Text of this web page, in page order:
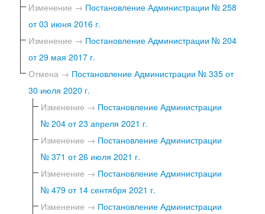
Изменение → Постановление Администрации № 258
от 03 июня 2016 г.
Изменение → Постановление Администрации № 204
от 29 мая 2017 г.
Отмена → Постановление Администрации № 335 от
30 июля 2020 г.
Изменение → Постановление Администрации
№ 204 от 23 апреля 2021 г.
Изменение → Постановление Администрации
№ 371 от 26 июля 2021 г.
Изменение → Постановление Администрации
№ 479 от 14 сентября 2021 г.
Изменение → Постановление Администрации